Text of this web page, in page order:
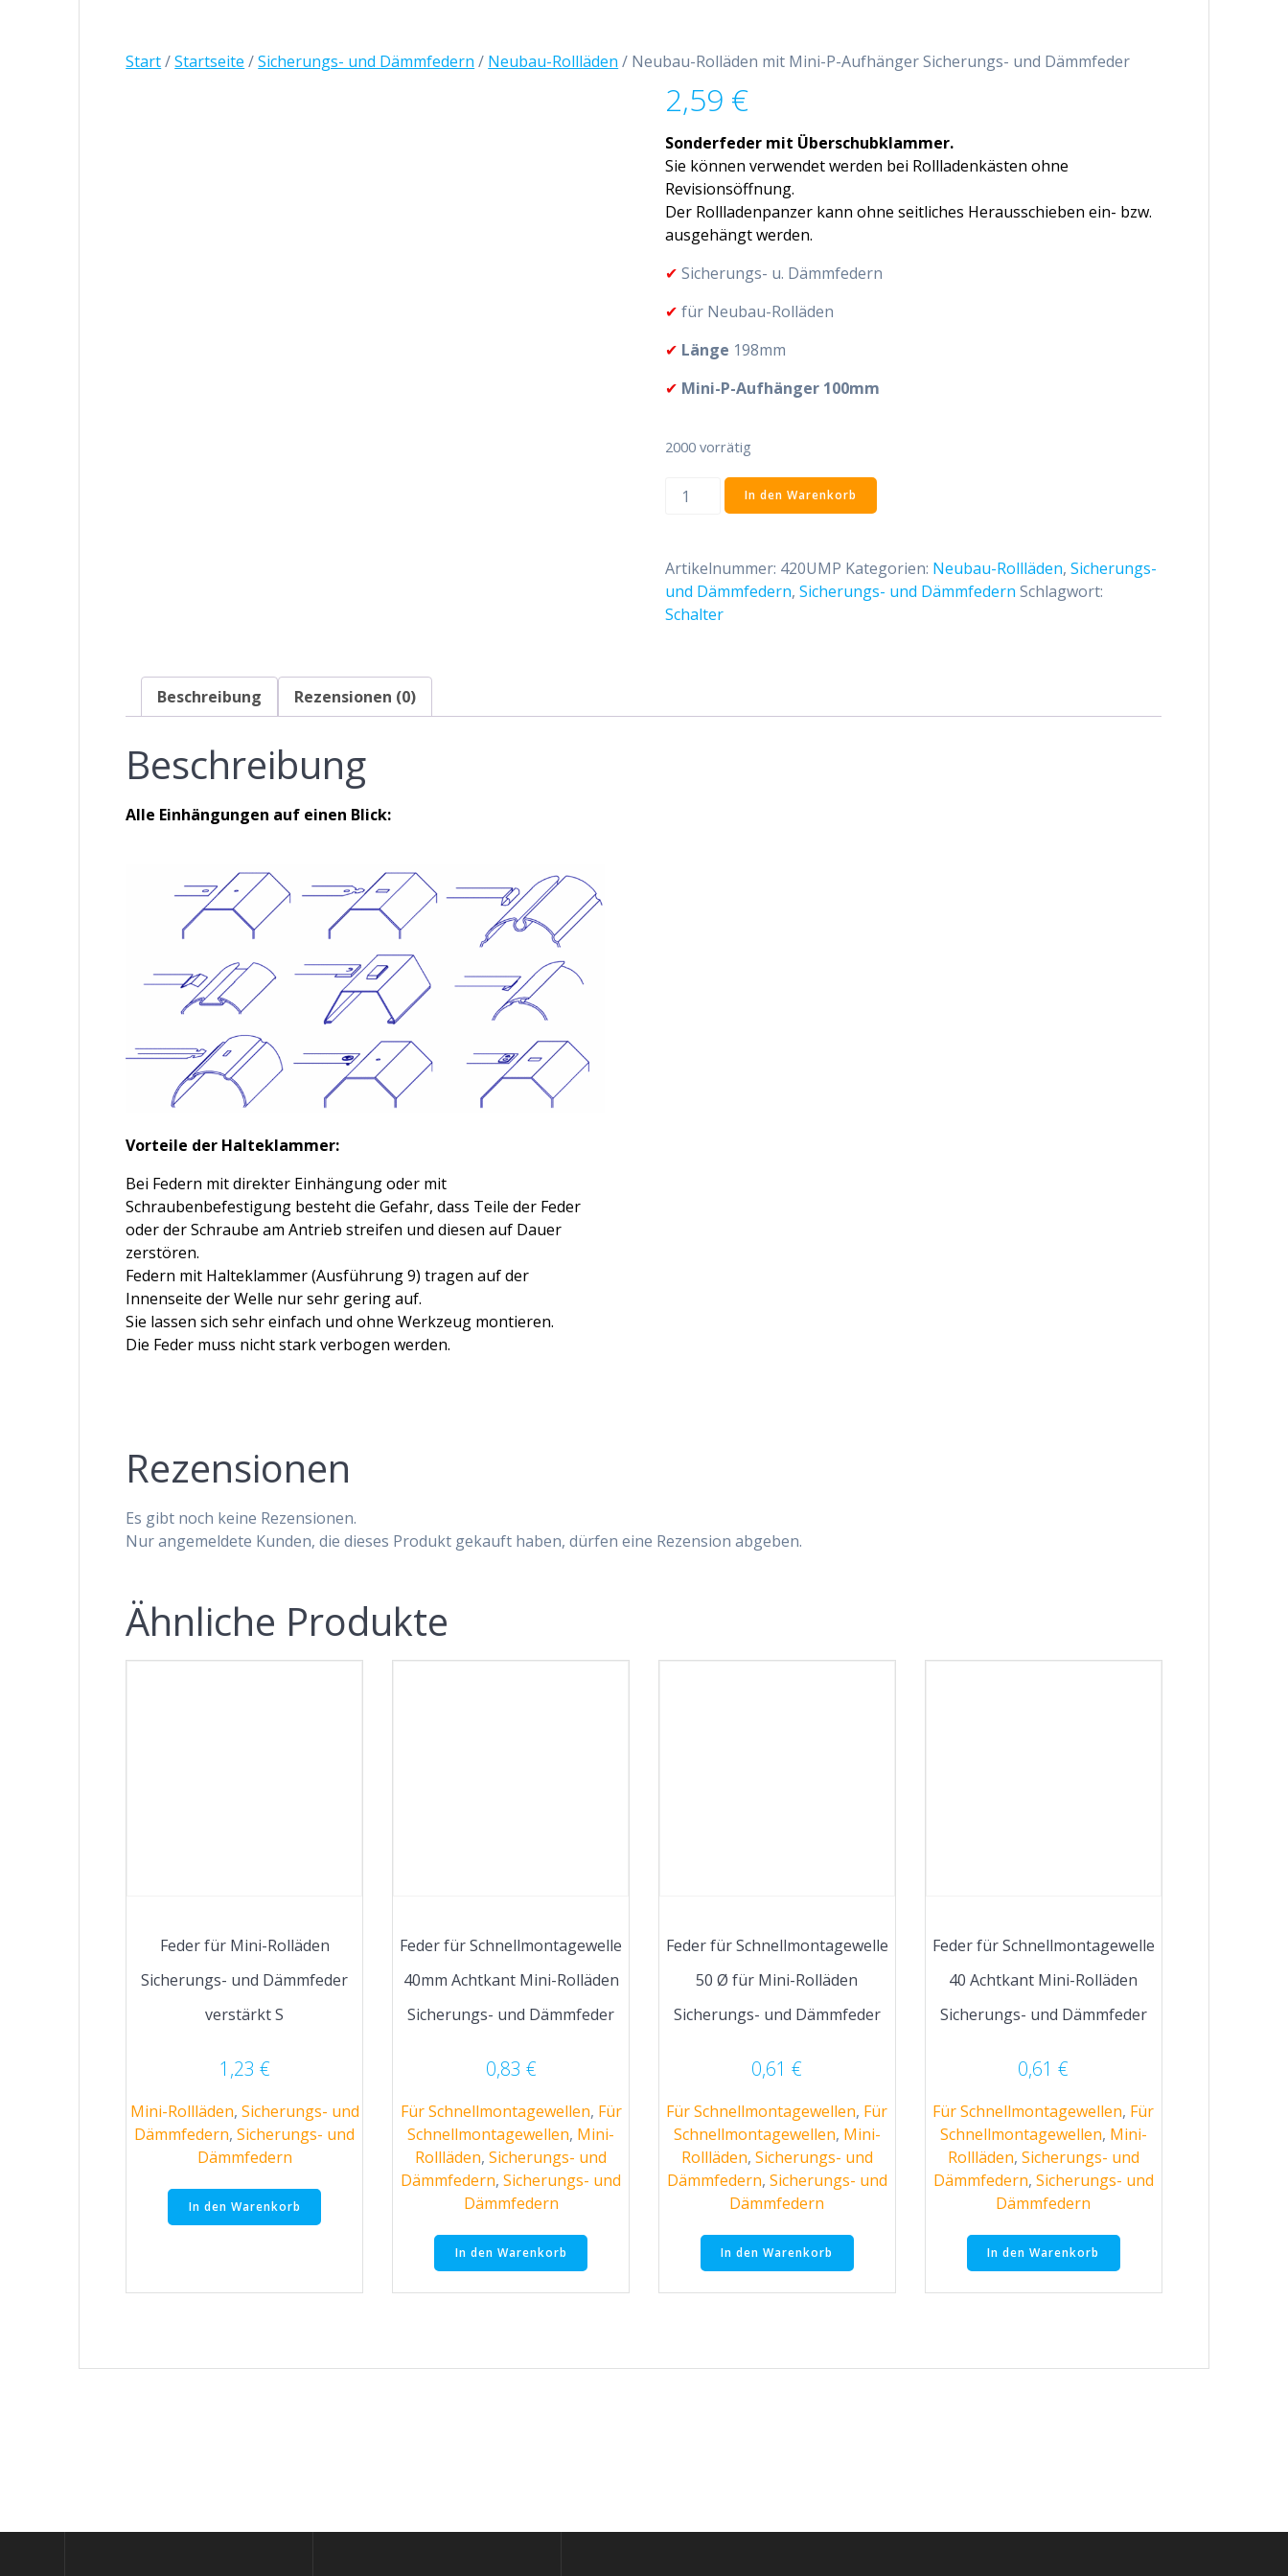
Start/Startseite /Sicherungs- und Dämmfedern / Neubau-Rollläden / Neubau-Rolläden mit Mini-P-Aufhänger Sicherungs- und Dämmfeder
2,59 €
Sonderfeder mit Überschubklammer.
Sie können verwendet werden bei Rollladenkästen ohne
Revisionsöffnung.
Der Rollladenpanzer kann ohne seitliches Herausschieben ein- bzw.
ausgehängt werden.
✔ Sicherungs- u. Dämmfedern
✔ für Neubau-Rolläden
✔ Länge 198mm
✔ Mini-P-Aufhänger 100mm
2000 vorrätig
Neubau-
P-
Aufhänger
Sicherungs-
In den Warenkorb
Artikelnummer: 420UMP Kategorien: Neubau-Rollläden, Sicherungs-
und Dämmfedern, Sicherungs- und Dämmfedern Schlagwort:
Schalter
Beschreibung Rezensionen (0)
Beschreibung
Alle Einhängungen auf einen Blick:
Vorteile der Halteklammer:
Bei Federn mit direkter Einhängung oder mit
Schraubenbefestigung besteht die Gefahr, dass Teile der Feder
oder der Schraube am Antrieb streifen und diesen auf Dauer
zerstören.
Federn mit Halteklammer (Ausführung 9) tragen auf der
Innenseite der Welle nur sehr gering auf.
Sie lassen sich sehr einfach und ohne Werkzeug montieren.
Die Feder muss nicht stark verbogen werden.
Rezensionen
Es gibt noch keine Rezensionen.
Nur angemeldete Kunden, die dieses Produkt gekauft haben, dürfen eine Rezension abgeben.
Ähnliche Produkte
Feder für Mini-Rolläden
Sicherungs- und Dämmfeder
verstärkt S
1,23 €
Mini-Rollläden, Sicherungs- und
Dämmfedern,Sicherungs- und
Dämmfedern
In den Warenkorb
Feder für Schnellmontagewelle
40mm Achtkant Mini-Rolläden
Sicherungs- und Dämmfeder
0,83 €
Für Schnellmontagewellen, Für
Schnellmontagewellen, Mini-
Rollläden,Sicherungs- und
Dämmfedern,Sicherungs- und
Dämmfedern
In den Warenkorb
Feder für Schnellmontagewelle
50 Ø für Mini-Rolläden
Sicherungs- und Dämmfeder
0,61€
Für Schnellmontagewellen, Für
Schnellmontagewellen, Mini-
Rollläden, Sicherungs- und
Dämmfedern, Sicherungs- und
Dämmfedern
In den Warenkorb
Feder für Schnellmontagewelle
40 Achtkant Mini-Rolläden
Sicherungs- und Dämmfeder
0,61€
Für Schnellmontagewellen, Für
Schnellmontagewellen, Mini-
Rollläden, Sicherungs- und
Dämmfedern, Sicherungs- und
Dämmfedern
In den Warenkorb